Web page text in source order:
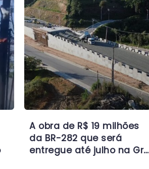
A obra de R$ 19 milhões
da BR-282 que será
entregue até julho na Gr…